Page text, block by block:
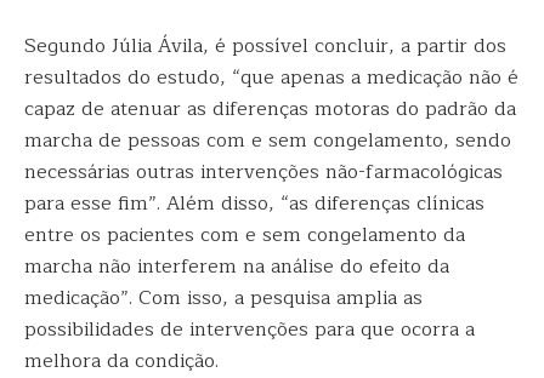
Segundo Júlia Ávila, é possível concluir, a partir dos
resultados do estudo, “que apenas a medicação não é
capaz de atenuar as diferenças motoras do padrão da
marcha de pessoas com e sem congelamento, sendo
necessárias outras intervenções não-farmacológicas
para esse fim”. Além disso, “as diferenças clínicas
entre os pacientes com e sem congelamento da
marcha não interferem na análise do efeito da
medicação”. Com isso, a pesquisa amplia as
possibilidades de intervenções para que ocorra a
melhora da condição.